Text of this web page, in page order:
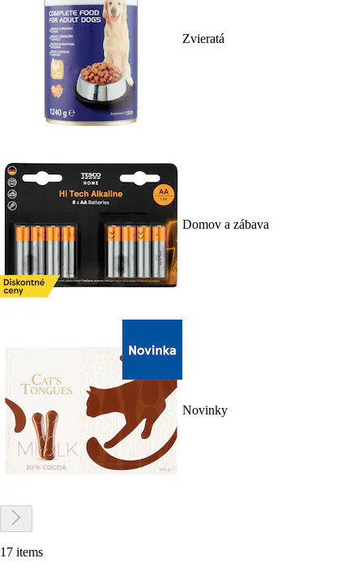
Zvieratá
Domov a zábava
Novinky
17 items